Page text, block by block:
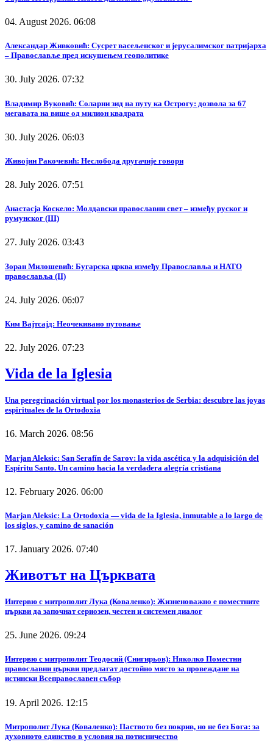
04. August 2026. 06:08
Александар Живковић: Сусрет васељенског и јерусалимског патријарха
– Православље пред искушењем геополитике
30. July 2026. 07:32
Владимир Вуковић: Соларни зид на путу ка Острогу: дозвола за 67
мегавата на више од милион квадрата
30. July 2026. 06:03
Живојин Ракочевић: Неслобода другачије говори
28. July 2026. 07:51
Анастасја Коскело: Молдавски православни свет – између руског и
румунског (III)
27. July 2026. 03:43
Зоран Милошевић: Бугарска црква између Православља и НАТО
православља (II)
24. July 2026. 06:07
Ким Вајтсајд: Неочекивано путовање
22. July 2026. 07:23
Vida de la Iglesia
Una peregrinación virtual por los monasterios de Serbia: descubre las joyas
espirituales de la Ortodoxia
16. March 2026. 08:56
Marjan Aleksic: San Serafín de Sarov: la vida ascética y la adquisición del
Espíritu Santo. Un camino hacia la verdadera alegría cristiana
12. February 2026. 06:00
Marjan Aleksic: La Ortodoxia — vida de la Iglesia, inmutable a lo largo de
los siglos, y camino de sanación
17. January 2026. 07:40
Животът на Църквата
Интервю с митрополит Лука (Коваленко): Жизненоважно е поместните
църкви да започнат сериозен, честен и системен диалог
25. June 2026. 09:24
Интервю с митрополит Теодосий (Снигирьов): Няколко Поместни
православни църкви предлагат достойно място за провеждане на
истински Всеправославен събор
19. April 2026. 12:15
Митрополит Лука (Коваленко): Паството без покрив, но не без Бога: за
духовното единство в условия на потисничество